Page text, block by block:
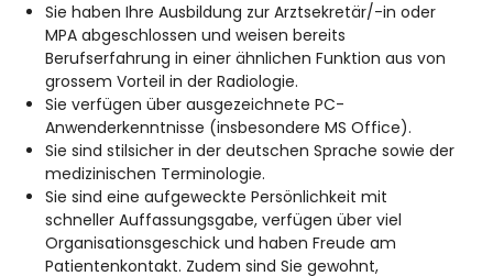
Sie haben Ihre Ausbildung zur Arztsekretär/-in oder
MPA abgeschlossen und weisen bereits
Berufserfahrung in einer ähnlichen Funktion aus von
grossem Vorteil in der Radiologie.
Sie verfügen über ausgezeichnete PC-
Anwenderkenntnisse (insbesondere MS Office).
Sie sind stilsicher in der deutschen Sprache sowie der
medizinischen Terminologie.
Sie sind eine aufgeweckte Persönlichkeit mit
schneller Auffassungsgabe, verfügen über viel
Organisationsgeschick und haben Freude am
Patientenkontakt. Zudem sind Sie gewohnt,